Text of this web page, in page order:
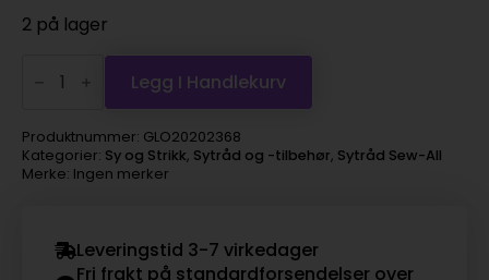
2 på lager
Gütermann
sytråd
Sew-
200m
-
368
antall
Legg I Handlekurv
Produktnummer: GLO20202368
Kategorier: Sy og Strikk, Sytråd og -tilbehør, Sytråd Sew-All
Merke: Ingen merker
Leveringstid 3-7 virkedager
Fri frakt på standardforsendelser over